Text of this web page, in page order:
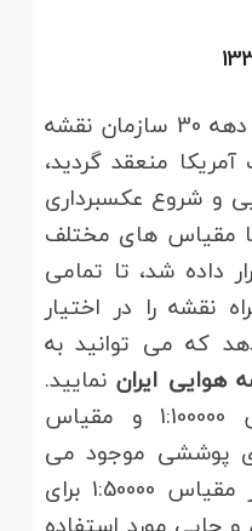
با توجه به قراردادی که در دهه 30 سازمان نقشه
منعقد گردید،
و شروع عکسبرداری
مقیاس های مختلف
داده شد، تا تمامی
را در اختیار
که می توانید به
هوایی ایراننمایید.
مقیاس 1:250000، مقیاس 1:100000 و مقیاس
های پوششی موجود می
باشد. که در شهر تهران از مقیاس 1:50000 برای